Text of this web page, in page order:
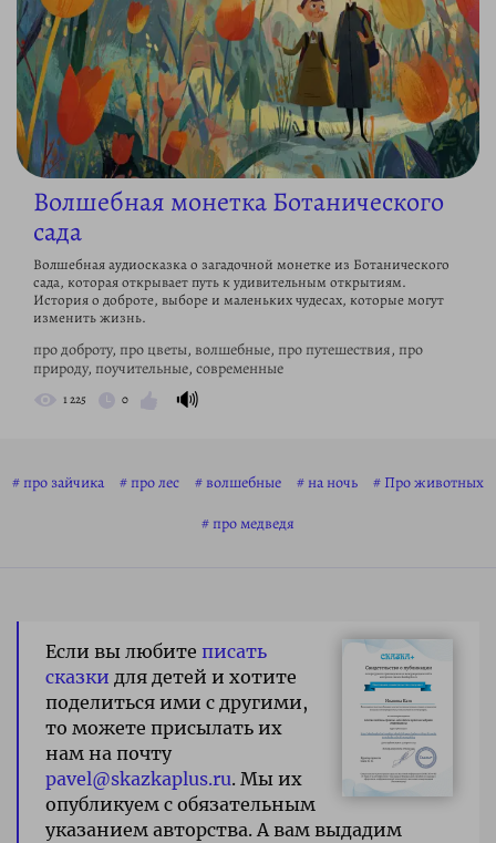
Волшебная монетка Ботанического
сада
Волшебная аудиосказка о загадочной монетке из Ботанического
сада, которая открывает путь к удивительным открытиям.
История о доброте, выборе и маленьких чудесах, которые могут
изменить жизнь.
про доброту, про цветы, волшебные, про путешествия, про
природу, поучительные, современные
1 225 0 🔊
про зайчика про лес волшебные на ночь
Про животных
про медведя
Если вы любите писать
сказки для детей и хотите
поделиться ими с другими,
то можете присылать их
нам на почту
pavel@skazkaplus.ru. Мы их
опубликуем с обязательным
указанием авторства. А вам выдадим